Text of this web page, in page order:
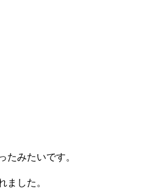
みたいです。
ました。